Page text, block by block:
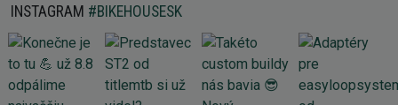
INSTAGRAM #BIKEHOUSESK